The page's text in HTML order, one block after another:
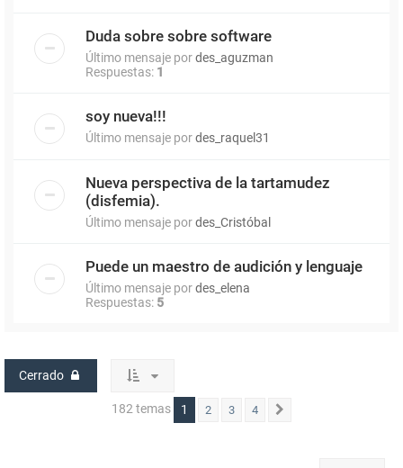
Duda sobre sobre software
Último mensaje pordes_aguzman
Respuestas: 1
soy nueva!!!
Último mensaje pordes_raquel31
Nueva perspectiva de la tartamudez
(disfemia).
Último mensaje pordes_Cristóbal
Puede un maestro de audición y lenguaje
Último mensaje pordes_elena
Respuestas: 5
Cerrado
182 temas 1 2 3 4